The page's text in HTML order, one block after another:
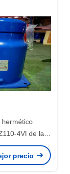
hermético
4VI de la
para
R507A
precio